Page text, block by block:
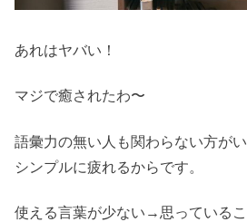
あれはヤバい！
マジで癒されたわ〜
語彙力の無い人も関わらない方がい
シンプルに疲れるからです。
使える言葉が少ない→思っている